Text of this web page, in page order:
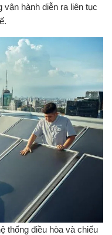
vận hành diễn ra liên tục
thống điều hòa và chiếu